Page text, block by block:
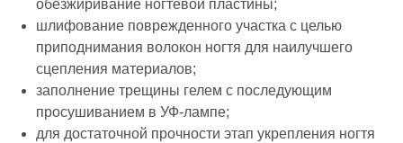
обезжиривание ногтевой пластины;
шлифование поврежденного участка с целью
приподнимания волокон ногтя для наилучшего
сцепления материалов;
заполнение трещины гелем с последующим
просушиванием в УФ-лампе;
для достаточной прочности этап укрепления ногтя